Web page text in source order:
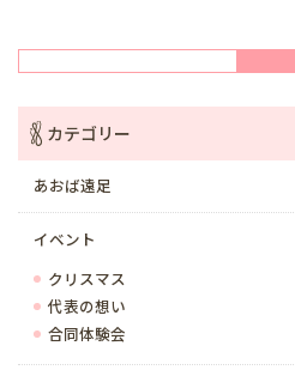
カテゴリー
あおば遠足
イベント
クリスマス
代表の想い
合同体験会